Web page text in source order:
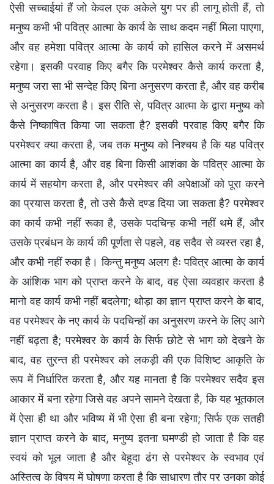
ऐसी सच्चाईयां हैं जो केवल एक अकेले युग पर ही लागू होती हैं, तो
मनुष्य कभी भी पवित्र आत्मा के कार्य के साथ कदम नहीं मिला पाएगा,
और वह हमेशा पवित्र आत्मा के कार्य को हासिल करने में असमर्थ
रहेगा। इसकी परवाह किए बगैर कि परमेश्वर कैसे कार्य करता है,
मनुष्य जरा सा भी सन्देह किए बिना अनुसरण करता है, और वह करीब
से अनुसरण करता है। इस रीति से, पवित्र आत्मा के द्वारा मनुष्य को
कैसे निष्काषित किया जा सकता है? इसकी परवाह किए बगैर कि
परमेश्वर क्या करता है, जब तक मनुष्य को निश्चय है कि यह पवित्र
आत्मा का कार्य है, और वह बिना किसी आशंका के पवित्र आत्मा के
कार्य में सहयोग करता है, और परमेश्वर की अपेक्षाओं को पूरा करने
का प्रयास करता है, तो उसे कैसे दण्ड दिया जा सकता है? परमेश्वर
का कार्य कभी नहीं रूका है, उसके पदचिन्ह कभी नहीं थमे हैं, और
उसके प्रबंधन के कार्य की पूर्णता से पहले, वह सदैव से व्यस्त रहा है,
और कभी नहीं रुका है। किन्तु मनुष्य अलग हैः पवित्र आत्मा के कार्य
के आंशिक भाग को प्राप्त करने के बाद, वह ऐसा व्यवहार करता है
मानो वह कार्य कभी नहीं बदलेगा; थोड़ा का ज्ञान प्राप्त करने के बाद,
वह परमेश्वर के नए कार्य के पदचिन्हों का अनुसरण करने के लिए आगे
नहीं बढ़ता है; परमेश्वर के कार्य के सिर्फ छोटे से भाग को देखने के
बाद, वह तुरन्त ही परमेश्वर को लकड़ी की एक विशिष्ट आकृति के
रूप में निर्धारित करता है, और यह मानता है कि परमेश्वर सदैव इस
आकार में बना रहेगा जिसे वह अपने सामने देखता है, कि यह भूतकाल
में ऐसा ही था और भविष्य में भी ऐसा ही बना रहेगा; सिर्फ एक सतही
ज्ञान प्राप्त करने के बाद, मनुष्य इतना घमण्डी हो जाता है कि वह
स्वयं को भूल जाता है और बेहूदा ढंग से परमेश्वर के स्वभाव एवं
अस्तित्व के विषय में घोषणा करता है कि साधारण तौर पर उनका कोई